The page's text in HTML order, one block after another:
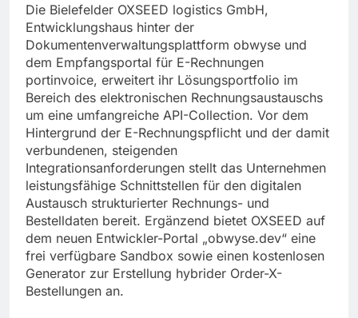
Die Bielefelder OXSEED logistics GmbH,
Entwicklungshaus hinter der
Dokumentenverwaltungsplattform obwyse und
dem Empfangsportal für E-Rechnungen
portinvoice, erweitert ihr Lösungsportfolio im
Bereich des elektronischen Rechnungsaustauschs
um eine umfangreiche API-Collection. Vor dem
Hintergrund der E-Rechnungspflicht und der damit
verbundenen, steigenden
Integrationsanforderungen stellt das Unternehmen
leistungsfähige Schnittstellen für den digitalen
Austausch strukturierter Rechnungs- und
Bestelldaten bereit. Ergänzend bietet OXSEED auf
dem neuen Entwickler-Portal „obwyse.dev“ eine
frei verfügbare Sandbox sowie einen kostenlosen
Generator zur Erstellung hybrider Order-X-
Bestellungen an.